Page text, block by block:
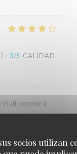
socios utilizan
: 3/5 CALIDAD
comme à
deuxième fois,
les frites
peut arriver!!!on